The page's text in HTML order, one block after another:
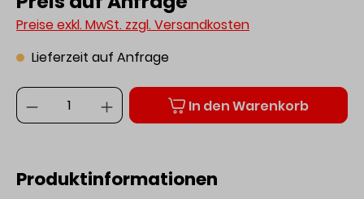
Preise exkl. MwSt. zzgl. Versandkosten
Lieferzeit auf Anfrage
Anzahl
In den Warenkorb
Produktinformationen